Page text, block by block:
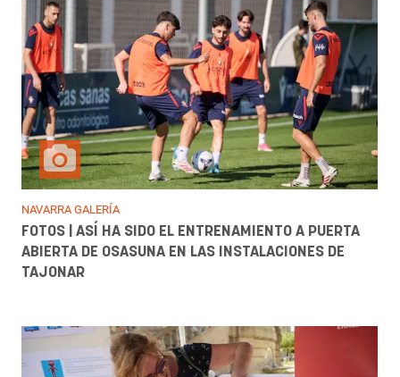
NAVARRA GALERÍA
FOTOS | ASÍ HA SIDO EL ENTRENAMIENTO A PUERTA
ABIERTA DE OSASUNA EN LAS INSTALACIONES DE
TAJONAR